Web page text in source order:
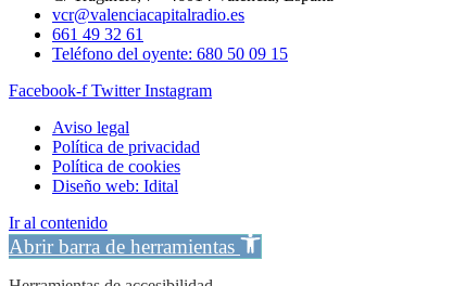
vcr@valenciacapitalradio.es
661 49 32 61
Teléfono del oyente: 680 50 09 15
Facebook-f Twitter Instagram
Aviso legal
Política de privacidad
Política de cookies
Diseño web: Idital
Ir al contenido
Abrir barra de herramientas